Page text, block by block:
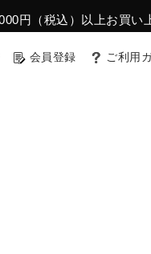
円（税込）以上お買い
会員登録 ご利用